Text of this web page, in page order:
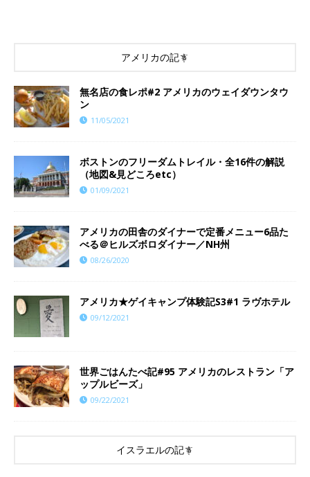
アメリカの記事
無名店の食レポ#2 アメリカのウェイダウンタウ
ン
11/05/2021
ボストンのフリーダムトレイル・全16件の解説
（地図&見どころetc）
01/09/2021
アメリカの田舎のダイナーで定番メニュー6品た
べる＠ヒルズボロダイナー／NH州
08/26/2020
アメリカ★ゲイキャンプ体験記S3#1 ラヴホテル
09/12/2021
世界ごはんたべ記#95 アメリカのレストラン「ア
ップルビーズ」
09/22/2021
イスラエルの記事